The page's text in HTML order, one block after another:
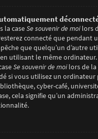
la caseSe souvenir de moilors
connecté que pendant
que quelqu’un d’autre
utilisant le même
Se souvenir de moilors de la
si vous utilisez un
cyber-café,
cela signifie qu’un